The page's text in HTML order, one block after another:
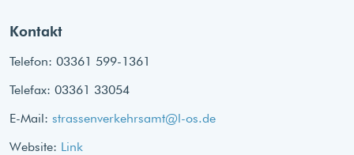
Kontakt
Telefon: 03361 599-1361
Telefax: 03361 33054
E-Mail: strassenverkehrsamt@l-os.de
Website: Link